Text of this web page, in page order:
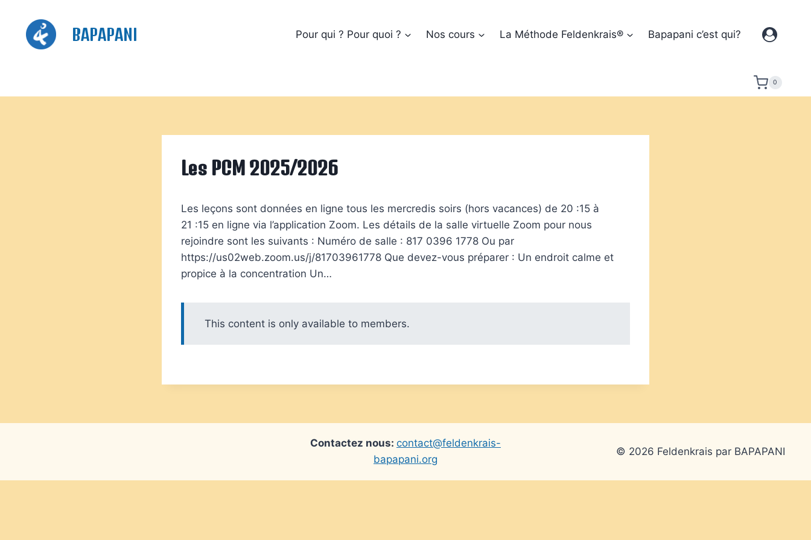
contenu
BAPAPANI Pour qui ? Pour quoi ? Nos cours La Méthode Feldenkrais® Bapapani c’est qui?
0
Les PCM 2025/2026
Les leçons sont données en ligne tous les mercredis soirs (hors vacances) de 20 :15 à
21 :15 en ligne via l’application Zoom. Les détails de la salle virtuelle Zoom pour nous
rejoindre sont les suivants : Numéro de salle : 817 0396 1778 Ou par
https://us02web.zoom.us/j/81703961778 Que devez-vous préparer : Un endroit calme et
propice à la concentration Un…
This content is only available to members.
Contactez nous: contact@feldenkrais-
bapapani.org
© 2026 Feldenkrais par BAPAPANI